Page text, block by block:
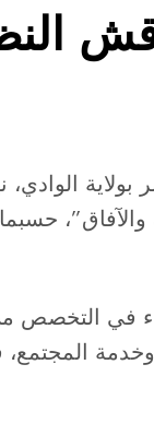
في التخصص